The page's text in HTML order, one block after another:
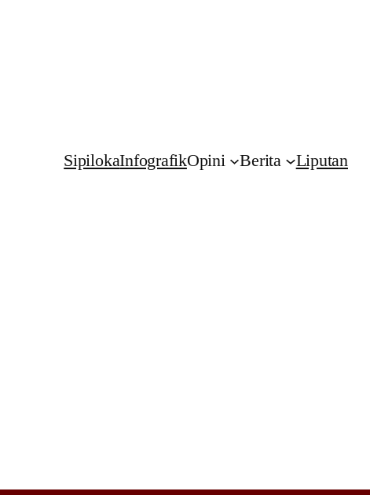
SipilokaInfografikOpini Berita Liputan